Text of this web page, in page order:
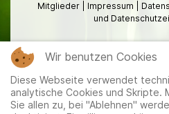
Mitglieder Impressum
und
Wir benutzen Cookies
Diese Webseite verwendet
analytische Cookies und Skripte.
Sie allen zu, bei "Ablehnen"